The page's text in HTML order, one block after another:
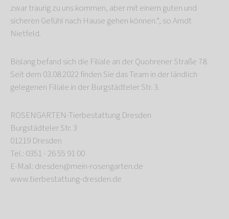
zwar traurig zu uns kommen, aber mit einem guten und
sicheren Gefühl nach Hause gehen können.“, so Arndt
Nietfeld.
Bislang befand sich die Filiale an der Quohrener Straße 78.
Seit dem 03.08.2022 finden Sie das Team in der ländlich
gelegenen Filiale in der Burgstädteler Str. 3.
ROSENGARTEN-Tierbestattung Dresden
Burgstädteler Str. 3
01219 Dresden
Tel.: 0351 - 26 55 91 00
E-Mail: dresden@mein-rosengarten.de
www.tierbestattung-dresden.de